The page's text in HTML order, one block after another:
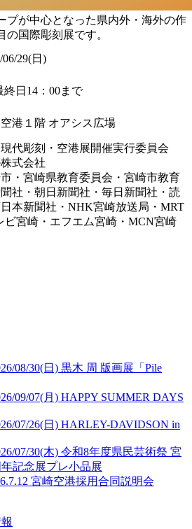
プが中心となった県内外・海外の作
の国際彫刻展です。
06/29(日)
日14：00まで
港１階 オアシス広場
代彫刻・空港展開催実行委員会
式会社
・宮崎県教育委員会・宮崎市教育
社・朝日新聞社・毎日新聞社・読
本新聞社・NHK宮崎放送局・MRT
宮崎・エフエム宮崎・MCN宮崎
08/30(日) 黒木 周 版画展「Pile
09/07(月) HAPPY SUMMER DAYS
07/26(日) HARLEY-DAVIDSON in
07/30(木) 令和8年度県民芸術祭 宮
記念展プレ小品展
宮崎空港採用合同説明会